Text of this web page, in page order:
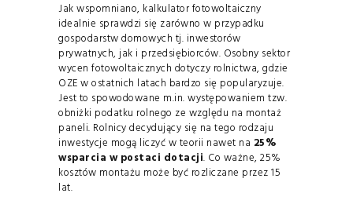
Jak wspomniano, kalkulator fotowoltaiczny
idealnie sprawdzi się zarówno w przypadku
gospodarstw domowych tj. inwestorów
prywatnych, jak i przedsiębiorców. Osobny sektor
wycen fotowoltaicznych dotyczy rolnictwa, gdzie
OZE w ostatnich latach bardzo się popularyzuje.
Jest to spowodowane m.in. występowaniem tzw.
obniżki podatku rolnego ze względu na montaż
paneli. Rolnicy decydujący się na tego rodzaju
inwestycje mogą liczyć w teorii nawet na 25%
wsparcia w postaci dotacji. Co ważne, 25%
kosztów montażu może być rozliczane przez 15
lat.